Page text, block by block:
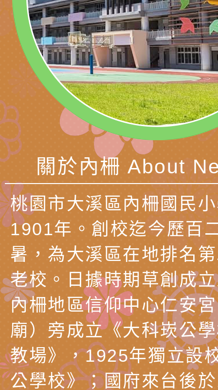
學諮商輔導的應用」
不只是遊戲 - 兒童遊
門工作坊 （中部場
育講座「爸媽不暴走
成長」
日舉辦「空間的療癒
文化遊戲室之規畫與
檢送衛生福利部「政
材應注意之可及性格
有關本市桃園區中埔
「桃園市115年度兒
情緒管理訓練-獨輪
施計畫」
有關國立羅東高級中
「生命教育議題深化
議題論壇與生命塔羅
檢送LED跑馬燈文字
託播影片
有關教育部特殊教育
團學前及國中小身障
理「普特協作—課程
知能工作坊」
有關國立臺中教育大
「115年適應運動經
題交流工作坊」活動
轉知教育部國教署生
業發展中心（國立羅
學）辦理「115年度
題融入教學－國民中
（教材）推薦實施計
檢送桃園市政府LED
字稿及LCD託播圖片
檢送桃園市政府LED
字稿及LCD託播影（
國家發展委員會檔案
理本(115)年「春遊
動
檢送桃園市政府家庭
「小桃家4月課程資
姻怎麼翻譯－青少年
工作坊」、「愛『原
親子共學同樂會」、
代愛在陪伴」、「親
西門國小114學年度
親職教育講座「如何
情緒力？—用SEL玩
子溝通之秘訣」
有關財團法人中華國
礙者生命教育推廣協
「環保愛台灣」第五
礙者中小學生環保繪
檢送行政院新聞傳播
月份公共服務政策溝
訊
有關桃園市政府家庭
辦理115年原住民家
桃園市大溪區田心國
關於內柵 About
桃園市大溪區內柵國民
1901年。創校迄今歷百
暑，為大溪區在地排名
老校。日據時期草創成
內柵地區信仰中心仁安
廟）旁成立《大科崁公
教場》，1925年獨立設
公學校》；國府來台後